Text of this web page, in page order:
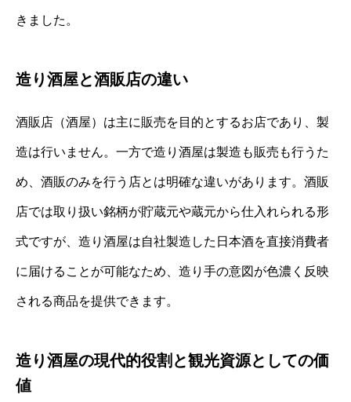
きました。
造り酒屋と酒販店の違い
酒販店（酒屋）は主に販売を目的とするお店であり、製
造は行いません。一方で造り酒屋は製造も販売も行うた
め、酒販のみを行う店とは明確な違いがあります。酒販
店では取り扱い銘柄が貯蔵元や蔵元から仕入れられる形
式ですが、造り酒屋は自社製造した日本酒を直接消費者
に届けることが可能なため、造り手の意図が色濃く反映
される商品を提供できます。
造り酒屋の現代的役割と観光資源としての価
値